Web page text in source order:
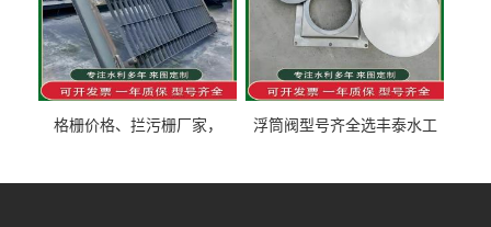
格栅价格、拦污栅厂家，
浮筒阀型号齐全选丰泰水工
道水库电站污水处理钢制闸